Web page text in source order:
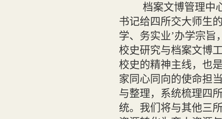
档案文博管理中
书记给四所交大师生
学、务实业’办学宗
校史研究与档案文博
校史的精神主线，也
家同心同向的使命担
与整理，系统梳理四
统。我们将与其他三